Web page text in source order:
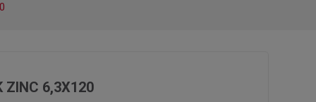
ZINC 6,3X120